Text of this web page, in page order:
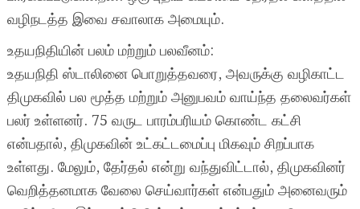
வழிநடத்த இவை சவாலாக அமையும்.
உதயநிதியின் பலம் மற்றும் பலவீனம்:
உதயநிதி ஸ்டாலினை பொறுத்தவரை, அவருக்கு வழிகாட்ட
திமுகவில் பல மூத்த மற்றும் அனுபவம் வாய்ந்த தலைவர்கள்
பலர் உள்ளனர். 75 வருட பாரம்பரியம் கொண்ட கட்சி
என்பதால், திமுகவின் உட்கட்டமைப்பு மிகவும் சிறப்பாக
உள்ளது. மேலும், தேர்தல் என்று வந்துவிட்டால், திமுகவினர்
வெறித்தனமாக வேலை செய்வார்கள் என்பதும் அனைவரும்